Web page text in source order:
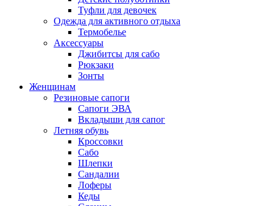
Туфли для девочек
Одежда для активного отдыха
Термобелье
Аксессуары
Джибитсы для сабо
Рюкзаки
Зонты
Женщинам
Резиновые сапоги
Cапоги ЭВА
Вкладыши для сапог
Летняя обувь
Кроссовки
Сабо
Шлепки
Сандалии
Лоферы
Кеды